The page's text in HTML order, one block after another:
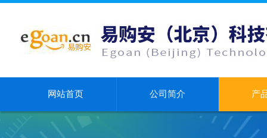
网站首页 公司简介 产